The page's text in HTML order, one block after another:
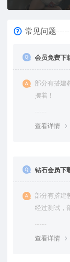
常见问题
会员免费下
部分有搭建
摆着！
查看详情
钻石会员下
部分有搭建
经过测试，
查看详情